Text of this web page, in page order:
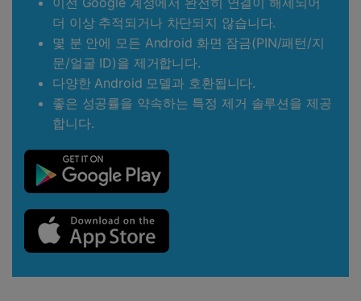
더 이상 추적되거나 차단되지 않습니다.
몇 분 안에 모든 Android 화면 잠금(PIN/패턴/지
문/얼굴 ID)을 제거합니다.
다양한 Android 모델과 호환됩니다.
좋은 성공률을 약속하는 특정 제거 솔루션을 제공
합니다.